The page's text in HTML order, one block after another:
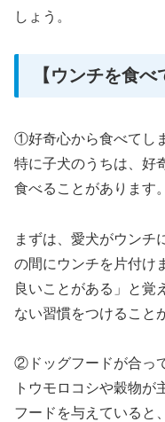
しょう。
【ウンチを食べ
①好奇心から食べてし
特に子犬のうちは、好
食べることがあります。
まずは、愛犬がウンチ
の間にウンチを片付け
良いことがある」と覚
ない習慣をつけること
②ドッグフードが合っ
トウモロコシや穀物
フードを与えていると